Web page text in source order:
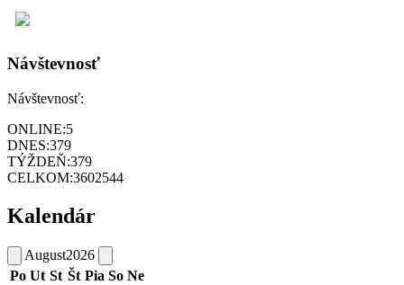
Návštevnosť
Návštevnosť:
ONLINE:5
DNES:379
TÝŽDEŇ:379
CELKOM:3602544
Kalendár
August2026
Po Ut St Št Pia So Ne